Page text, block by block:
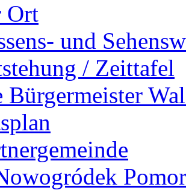
Ort
und
/ Zeittafel
Bürgermeister